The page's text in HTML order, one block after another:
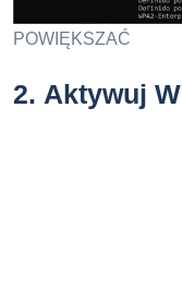
POWIĘKSZAĆ
2. Aktywuj